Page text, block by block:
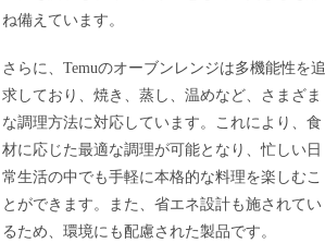
ね備えています。
さらに、Temuのオーブンレンジは多機能性を追
求しており、焼き、蒸し、温めなど、さまざま
な調理方法に対応しています。これにより、食
材に応じた最適な調理が可能となり、忙しい日
常生活の中でも手軽に本格的な料理を楽しむこ
とができます。また、省エネ設計も施されてい
るため、環境にも配慮された製品です。